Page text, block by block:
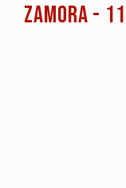
Zamora - 11